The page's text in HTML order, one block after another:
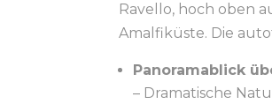
Ravello, hoch oben
Amalfiküste. Die
Panoramablick
– Dramatische